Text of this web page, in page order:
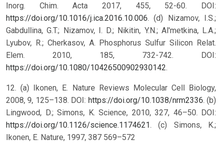
Inorg. Chim. Acta 2017, 455, 52-60. DOI:
https://doi.org/10.1016/j.ica.2016.10.006. (d) Nizamov, I.S.;
Gabdullina, G.T.; Nizamov, I. D.; Nikitin, Y.N.; Al'metkina, L.A.;
Lyubov, R.; Cherkasov, A. Phosphorus Sulfur Silicon Relat.
Elem. 2010, 185, 732-742. DOI:
https://doi.org/10.1080/10426500902930142.
12. (a) Ikonen, E. Nature Reviews Molecular Cell Biology,
2008, 9, 125–138. DOI: https://doi.org/10.1038/nrm2336. (b)
Lingwood, D.; Simons, K. Science, 2010, 327, 46–50. DOI:
https://doi.org/10.1126/science.1174621. (c) Simons, K.;
Ikonen, E. Nature, 1997, 387 569–572